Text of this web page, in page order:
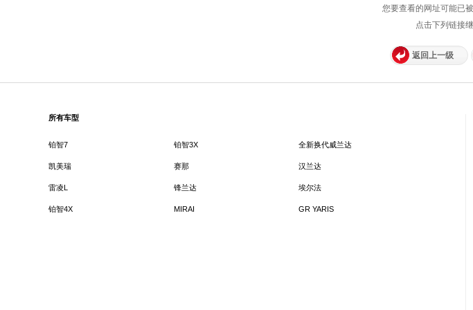
您要查看的网址可能已
点击下列链接
返回上一级
所有车型
铂智7 铂智3X 全新换代威兰达
凯美瑞 赛那 汉兰达
雷凌L 锋兰达 埃尔法
铂智4X MIRAI GR YARIS